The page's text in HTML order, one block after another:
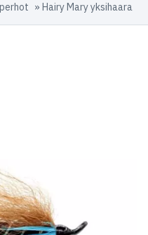
» Hairy Mary yksihaara